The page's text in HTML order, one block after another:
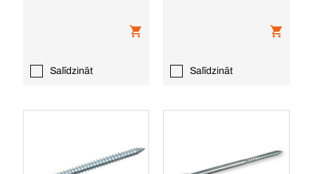
Salīdzināt Salīdzināt